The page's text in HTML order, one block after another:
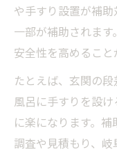
や手すり設置が補
一部が補助されま
安全性を高めること
たとえば、玄関の
風呂に手すりを設
に楽になります。
調査や見積もり、